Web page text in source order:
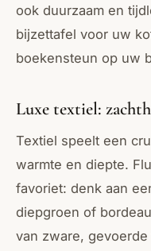
ook duurzaam en
bijzettafel voor uw
boekensteun op uw
Luxe textiel:
Textiel speelt een
warmte en diepte.
favoriet: denk aan
diepgroen of
van zware,